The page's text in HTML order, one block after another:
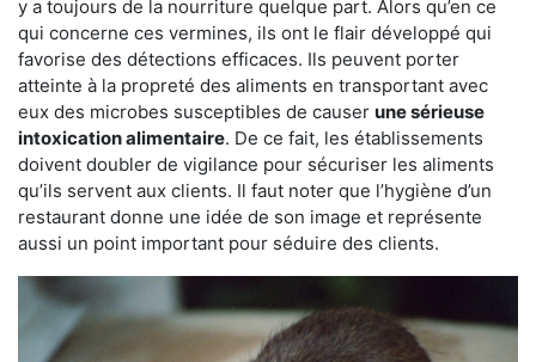
y a toujours de la nourriture quelque part. Alors qu’en ce
qui concerne ces vermines, ils ont le flair développé qui
favorise des détections efficaces. Ils peuvent porter
atteinte à la propreté des aliments en transportant avec
eux des microbes susceptibles de causer une sérieuse
intoxication alimentaire. De ce fait, les établissements
doivent doubler de vigilance pour sécuriser les aliments
qu’ils servent aux clients. Il faut noter que l’hygiène d’un
restaurant donne une idée de son image et représente
aussi un point important pour séduire des clients.